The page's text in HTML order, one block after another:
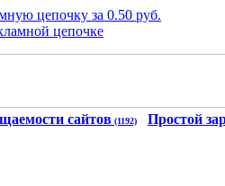
сайтов (1192) Простой